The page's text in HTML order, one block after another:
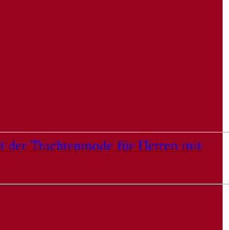
der Trachtenmode für Herren mit